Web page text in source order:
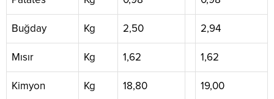
Buğday Kg 2,50 2,94
Mısır Kg 1,62 1,62
Kimyon Kg 18,80 19,00